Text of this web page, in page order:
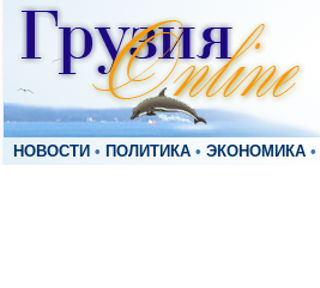
НОВОСТИ • ПОЛИТИКА • ЭКОНОМИКА •